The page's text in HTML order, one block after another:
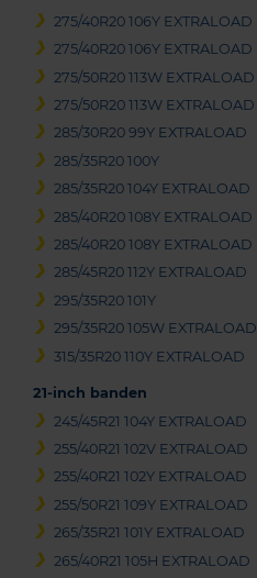
275/40R20 106Y EXTRALOAD
275/40R20 106Y EXTRALOAD
275/50R20 113W EXTRALOAD
275/50R20 113W EXTRALOAD
285/30R20 99Y EXTRALOAD
285/35R20 100Y
285/35R20 104Y EXTRALOAD
285/40R20 108Y EXTRALOAD
285/40R20 108Y EXTRALOAD
285/45R20 112Y EXTRALOAD
295/35R20 101Y
295/35R20 105W EXTRALOAD
315/35R20 110Y EXTRALOAD
21-inch banden
245/45R21 104Y EXTRALOAD
255/40R21 102V EXTRALOAD
255/40R21 102Y EXTRALOAD
255/50R21 109Y EXTRALOAD
265/35R21 101Y EXTRALOAD
265/40R21 105H EXTRALOAD